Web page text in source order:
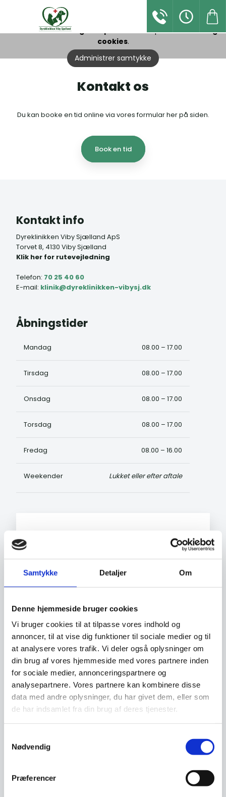
Samtykke Detaljer Om
Denne hjemmeside bruger cookies
Vi bruger cookies til at tilpasse vores indhold og
annoncer, til at vise dig funktioner til sociale medier og til
at analysere vores trafik. Vi deler også oplysninger om
din brug af vores hjemmeside med vores partnere inden
for sociale medier, annonceringspartnere og
analysepartnere. Vores partnere kan kombinere disse
data med andre oplysninger, du har givet dem, eller som
de har indsamlet fra din brug af deres tjenester.
Nødvendig
Præferencer
For at se detteGooglemap skal du accepteremarketing
cookies.
Administrer samtykke
Kontakt os
Du kan booke en tid online via vores formular her på siden.
Book en tid
​Kontakt info
Dyreklinikken Viby Sjælland ApS
Torvet 8, 4130 Viby Sjælland
Klik her for rutevejledning
Telefon: 70 25 40 60
E-mail: klinik@dyreklinikken-vibysj.dk
​Åbningstider
Mandag​ 08.00 – 17.00​
Tirsdag 08.00 – 17.00​
Onsdag 08.00 – 17.00​
Torsdag 08.00 – 17.00​
Fredag 08.00 – 16.00​
Weekender​ Lukket eller efter aftale
Har du særlige spørgsmål eller ønsker, kan du
sende en mail, som vi vil forsøge at besvare
indenfor 24 timer.
BEMÆRK!